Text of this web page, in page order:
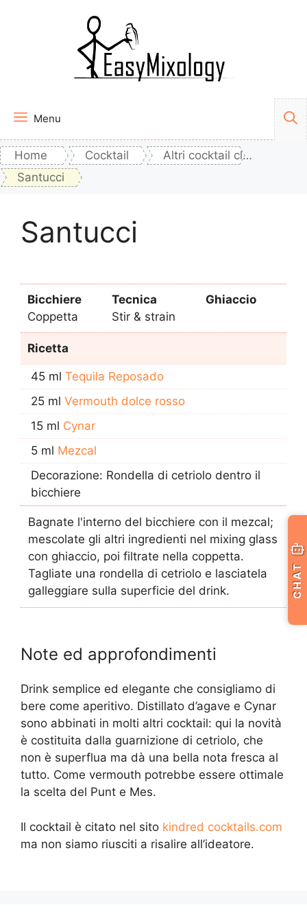
Menu
Home Cocktail
Altri cocktail classici
Santucci
Santucci
Bicchiere
Coppetta
Tecnica
Stir & strain
Ghiaccio
Ricetta
45 ml Tequila Reposado
25 ml Vermouth dolce rosso
15 ml Cynar
5 ml Mezcal
Decorazione: Rondella di cetriolo dentro il
bicchiere
Bagnate l'interno del bicchiere con il mezcal;
mescolate gli altri ingredienti nel mixing glass
con ghiaccio, poi filtrate nella coppetta.
Tagliate una rondella di cetriolo e lasciatela
galleggiare sulla superficie del drink.
Note ed approfondimenti
Drink semplice ed elegante che consigliamo di
bere come aperitivo. Distillato d’agave e Cynar
sono abbinati in molti altri cocktail: qui la novità
è costituita dalla guarnizione di cetriolo, che
non è superflua ma dà una bella nota fresca al
tutto. Come vermouth potrebbe essere ottimale
la scelta del Punt e Mes.
Il cocktail è citato nel sito kindred cocktails.com
ma non siamo riusciti a risalire all’ideatore.
CHAT